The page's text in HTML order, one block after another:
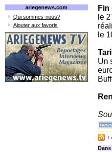
ariegenews.com
Qui sommes-nous?
Ajouter aux favoris
le
le
Un